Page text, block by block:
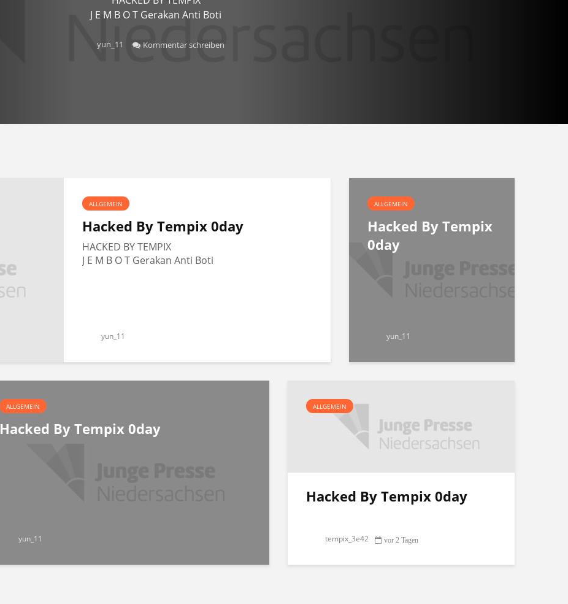
J E M B O T Gerakan Anti Boti
yun_11 Kommentar schreiben
ALLGEMEIN
Hacked By Tempix 0day
HACKED BY TEMPIX
J E M B O T Gerakan Anti Boti
yun_11
ALLGEMEIN
Hacked By Tempix
0day
yun_11
ALLGEMEIN
Hacked By Tempix 0day
yun_11
ALLGEMEIN
Hacked By Tempix 0day
tempix_3e42 vor 2 Tagen